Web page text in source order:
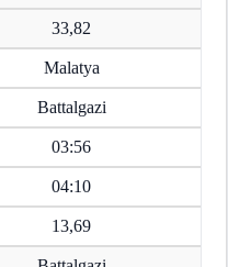
33,82
Malatya
Battalgazi
03:56
04:10
13,69